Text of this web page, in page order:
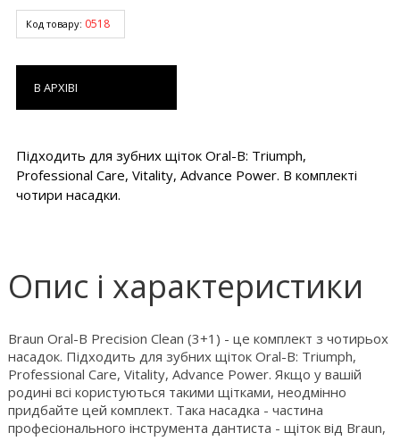
Код товару: 0518
В АРХІВІ
Підходить для зубних щіток Oral-B: Triumph,
Professional Care, Vitality, Advance Power. В комплекті
чотири насадки.
Опис і характеристики
Braun Oral-B Precision Clean (3+1) - це комплект з чотирьох
насадок. Підходить для зубних щіток Oral-B: Triumph,
Professional Care, Vitality, Advance Power. Якщо у вашій
родині всі користуються такими щітками, неодмінно
придбайте цей комплект. Така насадка - частина
професіонального інструмента дантиста - щіток від Braun,